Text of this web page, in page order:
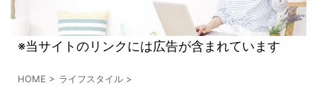
※当サイトのリンクには広告が含まれています
HOME > ライフスタイル >